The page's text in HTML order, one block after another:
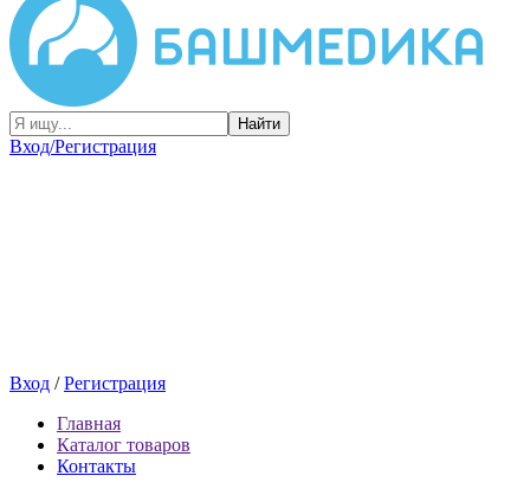
Найти
Вход/Регистрация
Вход /Регистрация
Главная
Каталог товаров
Контакты